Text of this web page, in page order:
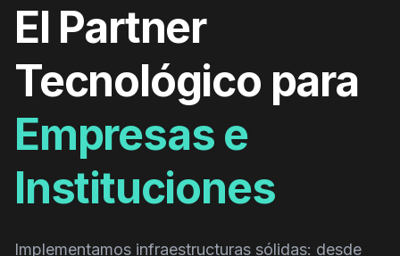
El Partner
Tecnológico para
Empresas e
Instituciones
Implementamos infraestructuras sólidas: desde